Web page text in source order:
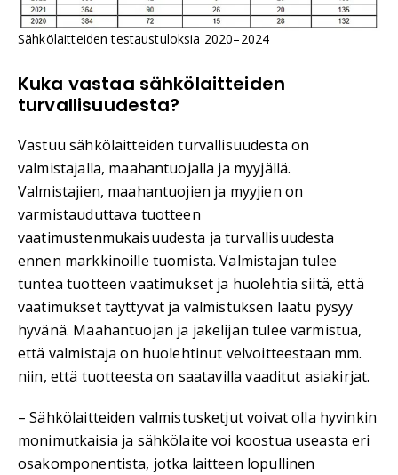
Sähkölaitteiden testaustuloksia 2020–2024
Kuka vastaa sähkölaitteiden
turvallisuudesta?
Vastuu sähkölaitteiden turvallisuudesta on
valmistajalla, maahantuojalla ja myyjällä.
Valmistajien, maahantuojien ja myyjien on
varmistauduttava tuotteen
vaatimustenmukaisuudesta ja turvallisuudesta
ennen markkinoille tuomista. Valmistajan tulee
tuntea tuotteen vaatimukset ja huolehtia siitä, että
vaatimukset täyttyvät ja valmistuksen laatu pysyy
hyvänä. Maahantuojan ja jakelijan tulee varmistua,
että valmistaja on huolehtinut velvoitteestaan mm.
niin, että tuotteesta on saatavilla vaaditut asiakirjat.
– Sähkölaitteiden valmistusketjut voivat olla hyvinkin
monimutkaisia ja sähkölaite voi koostua useasta eri
osakomponentista, jotka laitteen lopullinen